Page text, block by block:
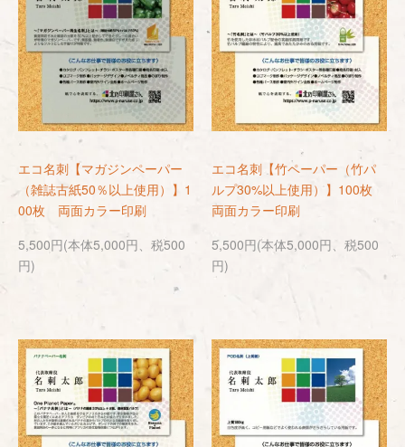
エコ名刺【マガジンペーパー
（雑誌古紙50％以上使用）】1
00枚 両面カラー印刷
5,500円(本体5,000円、税500
円)
エコ名刺【竹ペーパー（竹パ
ルプ30%以上使用）】100枚
両面カラー印刷
5,500円(本体5,000円、税500
円)